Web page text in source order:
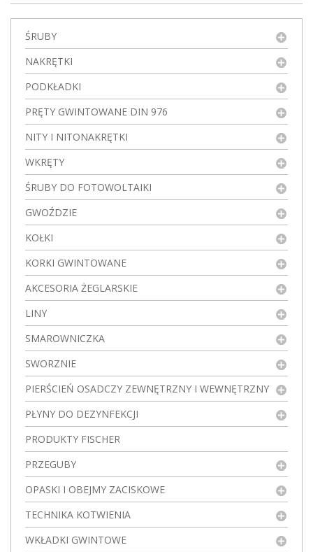
ŚRUBY
NAKRĘTKI
PODKŁADKI
PRĘTY GWINTOWANE DIN 976
NITY I NITONAKRĘTKI
WKRĘTY
ŚRUBY DO FOTOWOLTAIKI
GWOŹDZIE
KOŁKI
KORKI GWINTOWANE
AKCESORIA ŻEGLARSKIE
LINY
SMAROWNICZKA
SWORZNIE
PIERŚCIEŃ OSADCZY ZEWNĘTRZNY I WEWNĘTRZNY
PŁYNY DO DEZYNFEKCJI
PRODUKTY FISCHER
PRZEGUBY
OPASKI I OBEJMY ZACISKOWE
TECHNIKA KOTWIENIA
WKŁADKI GWINTOWE